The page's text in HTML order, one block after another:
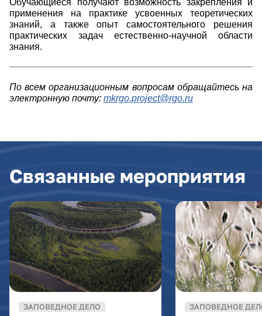
Обучающиеся получают возможность закрепления и
применения на практике усвоенных теоретических
знаний, а также опыт самостоятельного решения
практических задач естественно-научной области
знания.
По всем организационным вопросам обращайтесь на
электронную почту: mkrgo.project@rgo.ru
Связанные мероприятия
ЗАПОВЕДНОЕ ДЕЛО ЗАПОВЕДНОЕ